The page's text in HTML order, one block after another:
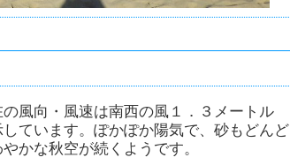
風向・風速は南西の風１．３メートル
ています。ぽかぽか陽気で、砂もどんど
かな秋空が続くようです。